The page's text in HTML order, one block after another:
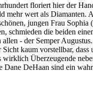
floriert hier der
mehr wert als
jungen Frau
die beiden
- der Semper
kaum vorstellbar,
Überzeugende
DeHaan sind ein